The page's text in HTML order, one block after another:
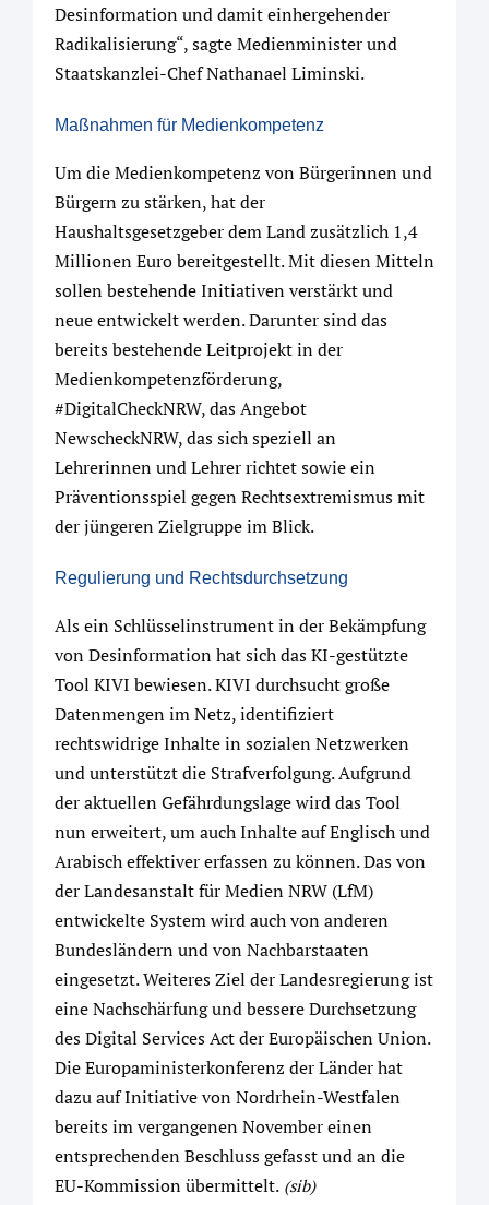
Desinformation und damit einhergehender
Radikalisierung“, sagte Medienminister und
Staatskanzlei-Chef Nathanael Liminski.
Maßnahmen für Medienkompetenz
Um die Medienkompetenz von Bürgerinnen und
Bürgern zu stärken, hat der
Haushaltsgesetzgeber dem Land zusätzlich 1,4
Millionen Euro bereitgestellt. Mit diesen Mitteln
sollen bestehende Initiativen verstärkt und
neue entwickelt werden. Darunter sind das
bereits bestehende Leitprojekt in der
Medienkompetenzförderung,
#DigitalCheckNRW, das Angebot
NewscheckNRW, das sich speziell an
Lehrerinnen und Lehrer richtet sowie ein
Präventionsspiel gegen Rechtsextremismus mit
der jüngeren Zielgruppe im Blick.
Regulierung und Rechtsdurchsetzung
Als ein Schlüsselinstrument in der Bekämpfung
von Desinformation hat sich das KI-gestützte
Tool KIVI bewiesen. KIVI durchsucht große
Datenmengen im Netz, identifiziert
rechtswidrige Inhalte in sozialen Netzwerken
und unterstützt die Strafverfolgung. Aufgrund
der aktuellen Gefährdungslage wird das Tool
nun erweitert, um auch Inhalte auf Englisch und
Arabisch effektiver erfassen zu können. Das von
der Landesanstalt für Medien NRW (LfM)
entwickelte System wird auch von anderen
Bundesländern und von Nachbarstaaten
eingesetzt. Weiteres Ziel der Landesregierung ist
eine Nachschärfung und bessere Durchsetzung
des Digital Services Act der Europäischen Union.
Die Europaministerkonferenz der Länder hat
dazu auf Initiative von Nordrhein-Westfalen
bereits im vergangenen November einen
entsprechenden Beschluss gefasst und an die
EU-Kommission übermittelt. (sib)